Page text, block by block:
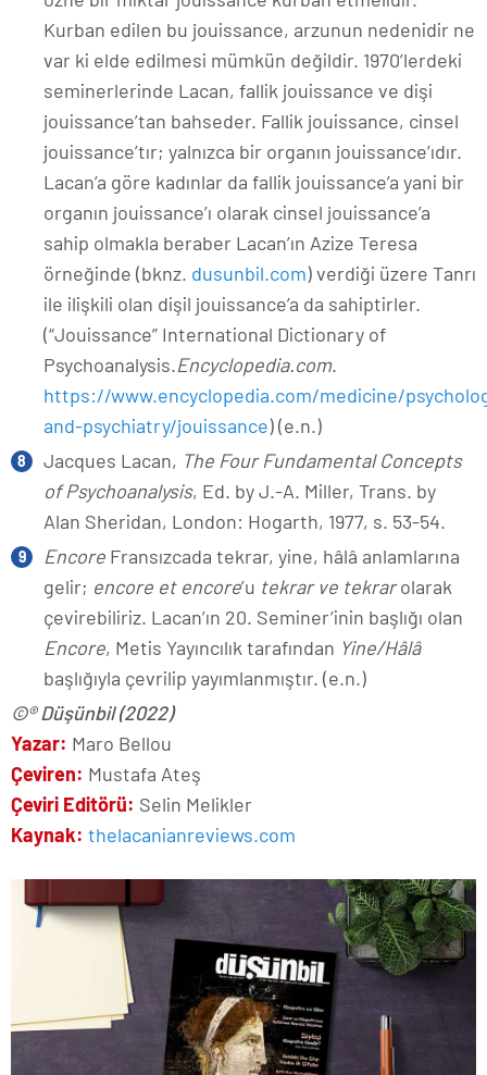
Kurban edilen bu jouissance, arzunun nedenidir ne
var ki elde edilmesi mümkün değildir. 1970’lerdeki
seminerlerinde Lacan, fallik jouissance ve dişi
jouissance’tan bahseder. Fallik jouissance, cinsel
jouissance’tır; yalnızca bir organın jouissance’ıdır.
Lacan’a göre kadınlar da fallik jouissance’a yani bir
organın jouissance’ı olarak cinsel jouissance’a
sahip olmakla beraber Lacan’ın Azize Teresa
örneğinde (bknz. dusunbil.com) verdiği üzere Tanrı
ile ilişkili olan dişil jouissance’a da sahiptirler.
(“Jouissance” International Dictionary of
Psychoanalysis.Encyclopedia.com.
https://www.encyclopedia.com/medicine/
and-psychiatry/jouissance) (e.n.)
Jacques Lacan, The Four Fundamental Concepts
of Psychoanalysis, Ed. by J.-A. Miller, Trans. by
Alan Sheridan, London: Hogarth, 1977, s. 53-54.
Encore Fransızcada tekrar, yine, hâlâ anlamlarına
gelir; encore et encore’u tekrar ve tekrarolarak
çevirebiliriz. Lacan’ın 20. Seminer’inin başlığı olan
Encore, Metis Yayıncılık tarafından Yine/Hâlâ
başlığıyla çevrilip yayımlanmıştır. (e.n.)
©® Düşünbil (2022)
Yazar: Maro Bellou
Çeviren: Mustafa Ateş
Çeviri Editörü: Selin Melikler
Kaynak: thelacanianreviews.com